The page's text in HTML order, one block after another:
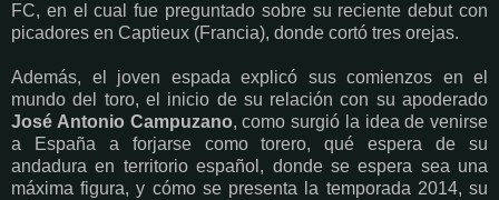
FC, en el cual fue preguntado sobre su reciente debut con
picadores en Captieux (Francia), donde cortó tres orejas.
Además, el joven espada explicó sus comienzos en el
mundo del toro, el inicio de su relación con su apoderado
José Antonio Campuzano, como surgió la idea de venirse
a España a forjarse como torero, qué espera de su
andadura en territorio español, donde se espera sea una
máxima figura, y cómo se presenta la temporada 2014, su